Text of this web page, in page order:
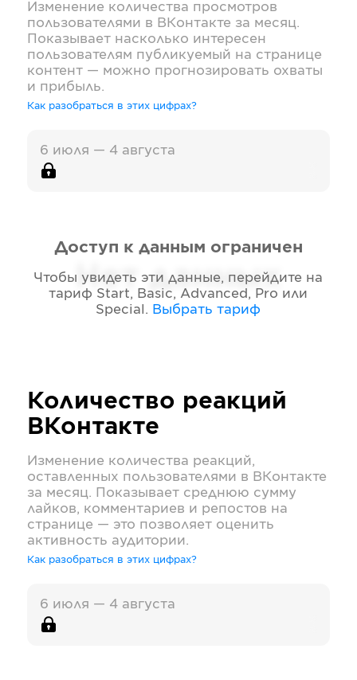
Изменение количества просмотров
пользователями в ВКонтакте за месяц.
Показывает насколько интересен
пользователям публикуемый на странице
контент — можно прогнозировать охваты
и прибыль.
Как разобраться в этих цифрах?
6 июля — 4 августа
Нет данных
Доступ к данным ограничен
Чтобы увидеть эти данные, перейдите на
тариф Start, Basic, Advanced, Pro или
Special . Выбрать тариф
Количество реакций
ВКонтакте
Изменение количества реакций,
оставленных пользователями в ВКонтакте
за месяц. Показывает среднюю сумму
лайков, комментариев и репостов на
странице — это позволяет оценить
активность аудитории.
Как разобраться в этих цифрах?
6 июля — 4 августа